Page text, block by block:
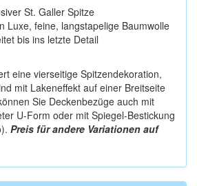
St. Galler Spitze
Luxe, feine, langstapelige Baumwolle
bis ins letzte Detail
eine vierseitige Spitzendekoration,
mit Lakeneffekt auf einer Breitseite
Sie Deckenbezüge auch mit
U-Form oder mit Spiegel-Bestickung
Preis für andere Variationen auf